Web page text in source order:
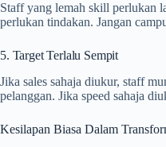
Staff yang lemah skill perlukan
perlukan tindakan. Jangan
5. Target Terlalu Sempit
Jika sales sahaja diukur, staff
pelanggan. Jika speed sahaja
Kesilapan Biasa Dalam